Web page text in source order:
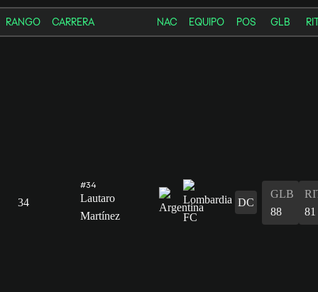
RANGO CARRERA NAC EQUIPO POS GLB
34
#34
Lautaro
Martínez
DC
GLB
88
81